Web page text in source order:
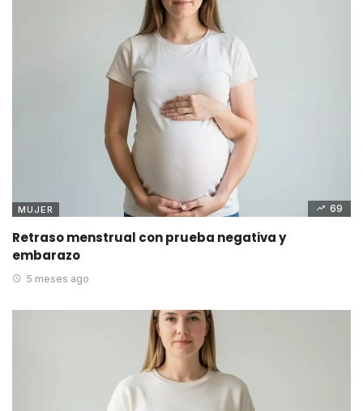
MUJER 69
Retraso menstrual con prueba negativa y
embarazo
5 meses ago